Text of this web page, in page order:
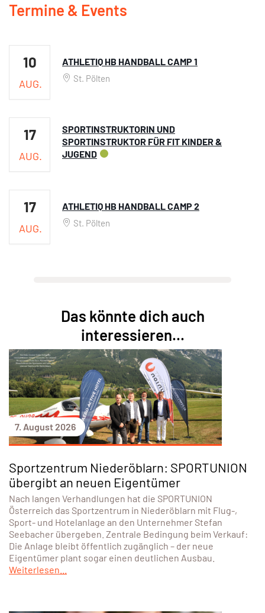
Termine & Events
10
AUG.
ATHLETIQ HB HANDBALL CAMP 1
St. Pölten
17
AUG.
SPORTINSTRUKTORIN UND
SPORTINSTRUKTOR FÜR FIT KINDER &
JUGEND
17
AUG.
ATHLETIQ HB HANDBALL CAMP 2
St. Pölten
Das könnte dich auch
interessieren...
7. August 2026
Sportzentrum Niederöblarn: SPORTUNION
übergibt an neuen Eigentümer
Nach langen Verhandlungen hat die SPORTUNION
Österreich das Sportzentrum in Niederöblarn mit Flug-,
Sport- und Hotelanlage an den Unternehmer Stefan
Seebacher übergeben. Zentrale Bedingung beim Verkauf:
Die Anlage bleibt öffentlich zugänglich – der neue
Eigentümer plant sogar einen deutlichen Ausbau.
Weiterlesen...